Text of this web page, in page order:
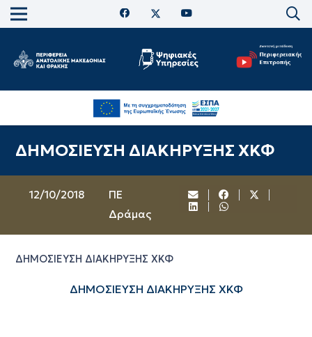
ΔΗΜΟΣΙΕΥΣΗ ΔΙΑΚΗΡΥΞΗΣ ΧΚΦ
12/10/2018
ΠΕ
Δράμας
ΔΗΜΟΣΙΕΥΣΗ ΔΙΑΚΗΡΥΞΗΣ ΧΚΦ
ΔΗΜΟΣΙΕΥΣΗ ΔΙΑΚΗΡΥΞΗΣ ΧΚΦ